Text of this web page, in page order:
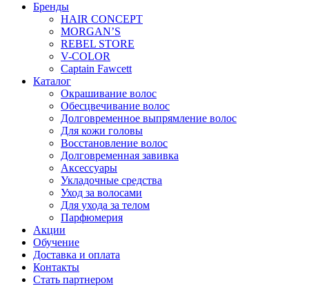
Бренды
HAIR CONCEPT
MORGAN’S
REBEL STORE
V-COLOR
Captain Fawcett
Каталог
Окрашивание волос
Обесцвечивание волос
Долговременное выпрямление волос
Для кожи головы
Восстановление волос
Долговременная завивка
Аксессуары
Укладочные средства
Уход за волосами
Для ухода за телом
Парфюмерия
Акции
Обучение
Доставка и оплата
Контакты
Стать партнером